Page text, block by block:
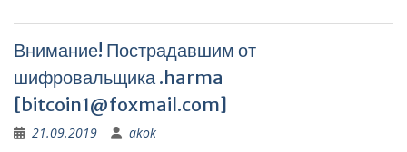
Внимание! Пострадавшим от
шифровальщика .harma
[bitcoin1@foxmail.com]
21.09.2019 akok